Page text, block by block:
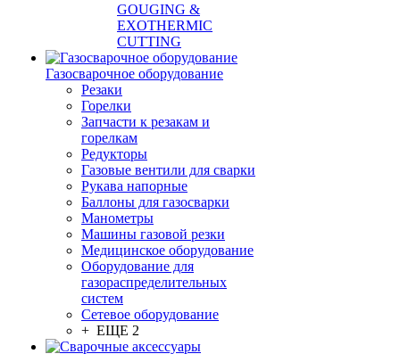
GOUGING &
EXOTHERMIC
CUTTING
Газосварочное оборудование
Резаки
Горелки
Запчасти к резакам и
горелкам
Редукторы
Газовые вентили для сварки
Рукава напорные
Баллоны для газосварки
Манометры
Машины газовой резки
Медицинское оборудование
Оборудование для
газораспределительных
систем
Сетевое оборудование
+ ЕЩЕ 2